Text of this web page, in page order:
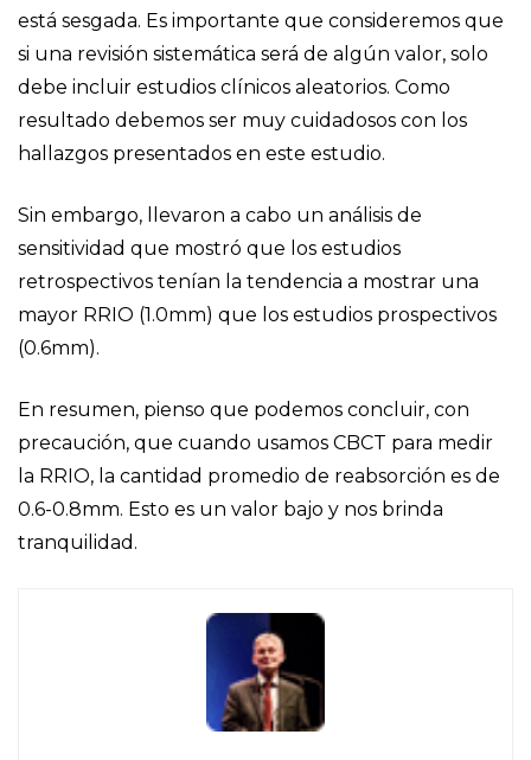
está sesgada. Es importante que consideremos que
si una revisión sistemática será de algún valor, solo
debe incluir estudios clínicos aleatorios. Como
resultado debemos ser muy cuidadosos con los
hallazgos presentados en este estudio.
Sin embargo, llevaron a cabo un análisis de
sensitividad que mostró que los estudios
retrospectivos tenían la tendencia a mostrar una
mayor RRIO (1.0mm) que los estudios prospectivos
(0.6mm).
En resumen, pienso que podemos concluir, con
precaución, que cuando usamos CBCT para medir
la RRIO, la cantidad promedio de reabsorción es de
0.6-0.8mm. Esto es un valor bajo y nos brinda
tranquilidad.